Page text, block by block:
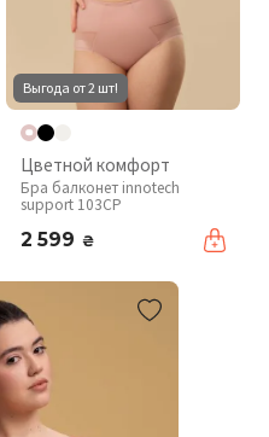
Выгода от 2 шт!
Цветной комфорт
Бра балконет innotech
support 103CP
2 599 ₴